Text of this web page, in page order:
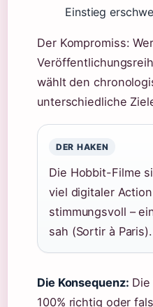
Einstieg
Der Kompromiss:
wählt den
unterschiedliche
DER HAKEN
Die Hobbit-Filme
viel digitaler
stimmungsvoll –
sah (Sortir à Paris).
Die Konsequenz:
100% richtig oder